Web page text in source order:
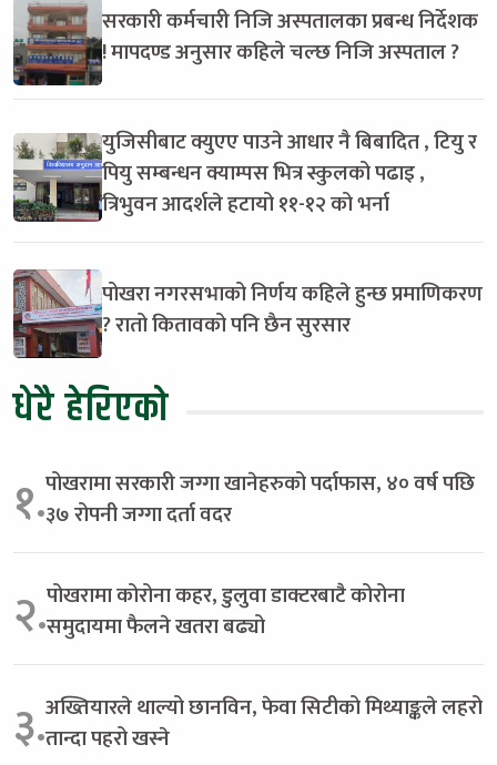
सरकारी कर्मचारी निजि अस्पतालका प्रबन्ध निर्देशक
! मापदण्ड अनुसार कहिले चल्छ निजि अस्पताल ?
युजिसीबाट क्युएए पाउने आधार नै बिबादित , टियु र
पियु सम्बन्धन क्याम्पस भित्र स्कुलको पढाइ ,
त्रिभुवन आदर्शले हटायो ११-१२ को भर्ना
पोखरा नगरसभाको निर्णय कहिले हुन्छ प्रमाणिकरण
? रातो कितावको पनि छैन सुरसार
धेरै हेरिएको
१.पोखरामा सरकारी जग्गा खानेहरुको पर्दाफास, ४० वर्ष पछि
३७ रोपनी जग्गा दर्ता वदर
२.पोखरामा कोरोना कहर, डुलुवा डाक्टरबाटै कोरोना
समुदायमा फैलने खतरा बढ्यो
३.अख्तियारले थाल्यो छानविन, फेवा सिटीको मिथ्याङ्कले लहरो
तान्दा पहरो खस्ने